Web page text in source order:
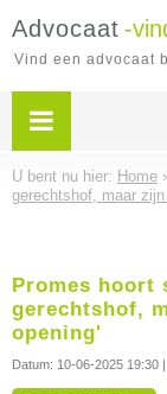
Advocaat -
Vind een advocaat
U bent nu hier: Home
gerechtshof, maar
Promes hoort
gerechtshof,
opening'
Datum: 10-06-2025 19:30